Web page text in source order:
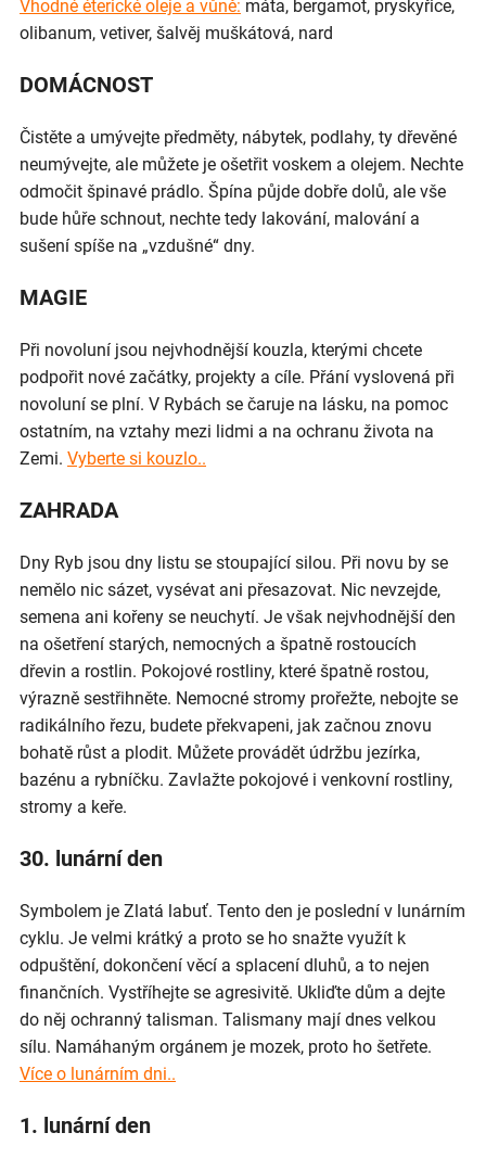
Vhodné éterické oleje a vůně: máta, bergamot, pryskyřice,
olibanum, vetiver, šalvěj muškátová, nard
DOMÁCNOST
Čistěte a umývejte předměty, nábytek, podlahy, ty dřevěné
neumývejte, ale můžete je ošetřit voskem a olejem. Nechte
odmočit špinavé prádlo. Špína půjde dobře dolů, ale vše
bude hůře schnout, nechte tedy lakování, malování a
sušení spíše na „vzdušné“ dny.
MAGIE
Při novoluní jsou nejvhodnější kouzla, kterými chcete
podpořit nové začátky, projekty a cíle. Přání vyslovená při
novoluní se plní. V Rybách se čaruje na lásku, na pomoc
ostatním, na vztahy mezi lidmi a na ochranu života na
Zemi. Vyberte si kouzlo..
ZAHRADA
Dny Ryb jsou dny listu se stoupající silou. Při novu by se
nemělo nic sázet, vysévat ani přesazovat. Nic nevzejde,
semena ani kořeny se neuchytí. Je však nejvhodnější den
na ošetření starých, nemocných a špatně rostoucích
dřevin a rostlin. Pokojové rostliny, které špatně rostou,
výrazně sestřihněte. Nemocné stromy prořežte, nebojte se
radikálního řezu, budete překvapeni, jak začnou znovu
bohatě růst a plodit. Můžete provádět údržbu jezírka,
bazénu a rybníčku. Zavlažte pokojové i venkovní rostliny,
stromy a keře.
30. lunární den
Symbolem je Zlatá labuť. Tento den je poslední v lunárním
cyklu. Je velmi krátký a proto se ho snažte využít k
odpuštění, dokončení věcí a splacení dluhů, a to nejen
finančních. Vystříhejte se agresivitě. Ukliďte dům a dejte
do něj ochranný talisman. Talismany mají dnes velkou
sílu. Namáhaným orgánem je mozek, proto ho šetřete.
Více o lunárním dni..
1. lunární den